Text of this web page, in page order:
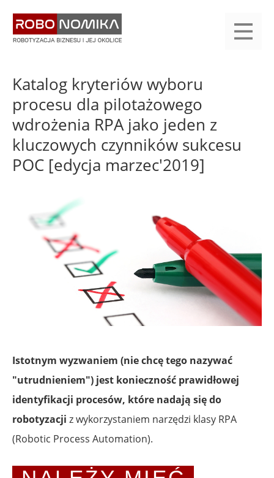
treści
yasne
main
menu
Katalog kryteriów wyboru
procesu dla pilotażowego
wdrożenia RPA jako jeden z
kluczowych czynników sukcesu
POC [edycja marzec'2019]
Istotnym wyzwaniem (nie chcę tego nazywać
"utrudnieniem") jest konieczność prawidłowej
identyfikacji procesów, które nadają się do
robotyzacji z wykorzystaniem narzędzi klasy RPA
(Robotic Process Automation).